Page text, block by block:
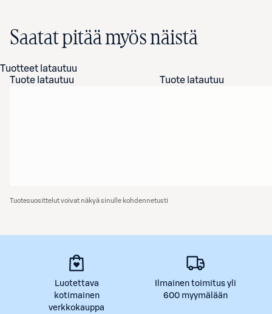
Saatat pitää myös näistä
Tuotteet latautuu
Tuote latautuu
Tuote latautuu
Tuotesuosittelut voivat näkyä sinulle kohdennetusti
Luotettava
kotimainen
verkkokauppa
Ilmainen toimitus yli
600 myymälään